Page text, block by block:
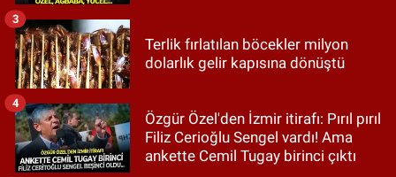
Terlik fırlatılan böcekler milyon
dolarlık gelir kapısına dönüştü
3
Özgür Özel'den İzmir itirafı: Pırıl pırıl
Filiz Cerioğlu Sengel vardı! Ama
ankette Cemil Tugay birinci çıktı
4